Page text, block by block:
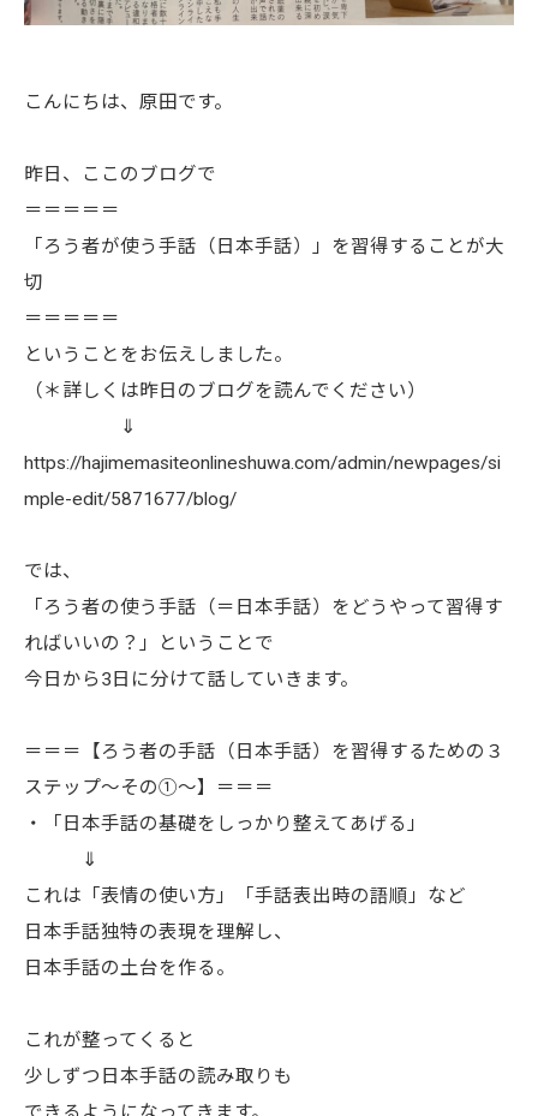
こんにちは、原田です。
昨日、ここのブログで
＝＝＝＝＝
「ろう者が使う手話（日本手話）」を習得することが大
切
＝＝＝＝＝
ということをお伝えしました。
（＊詳しくは昨日のブログを読んでください）
⇓
https://hajimemasiteonlineshuwa.com/admin/newpages/si
mple-edit/5871677/blog/
では、
「ろう者の使う手話（＝日本手話）をどうやって習得す
ればいいの？」ということで
今日から3日に分けて話していきます。
＝＝＝【ろう者の手話（日本手話）を習得するための３
ステップ～その①～】＝＝＝
・「日本手話の基礎をしっかり整えてあげる」
⇓
これは「表情の使い方」「手話表出時の語順」など
日本手話独特の表現を理解し、
日本手話の土台を作る。
これが整ってくると
少しずつ日本手話の読み取りも